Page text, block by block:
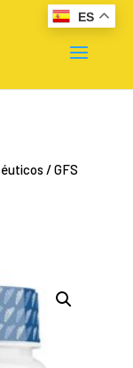
/ GFS
ES